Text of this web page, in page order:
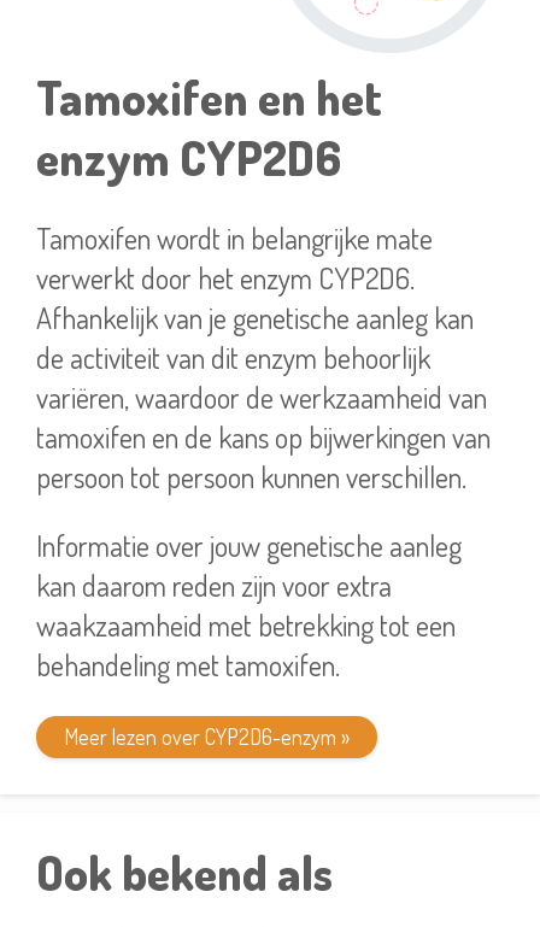
Tamoxifen en het
enzym CYP2D6
Tamoxifen wordt in belangrijke mate
verwerkt door het enzym CYP2D6.
Afhankelijk van je genetische aanleg kan
de activiteit van dit enzym behoorlijk
variëren, waardoor de werkzaamheid van
tamoxifen en de kans op bijwerkingen van
persoon tot persoon kunnen verschillen.
Informatie over jouw genetische aanleg
kan daarom reden zijn voor extra
waakzaamheid met betrekking tot een
behandeling met tamoxifen.
Meer lezen over CYP2D6-enzym »
Ook bekend als